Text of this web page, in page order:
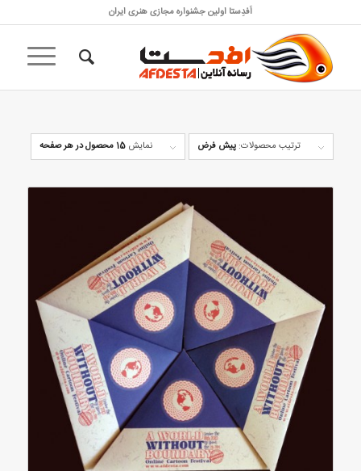
اَفدِستا اولین جشنواره مجازی هنری ایران
ترتیب محصولات: پیش فرض نمایش 15 محصول در هر صفحه